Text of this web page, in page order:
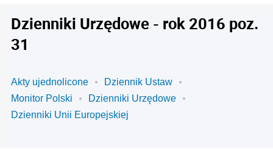
Dzienniki Urzędowe - rok 2016 poz.
31
Akty ujednolicone
Dziennik Ustaw
Monitor Polski
Dzienniki Urzędowe
Dzienniki Unii Europejskiej